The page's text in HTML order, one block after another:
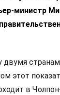
министр
двумя
этот
в